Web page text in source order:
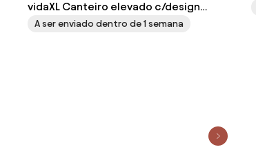
vidaXL Canteiro elevado c/design
cerca 200x30x30cm pinho maciço
A ser enviado dentro de 1 semana